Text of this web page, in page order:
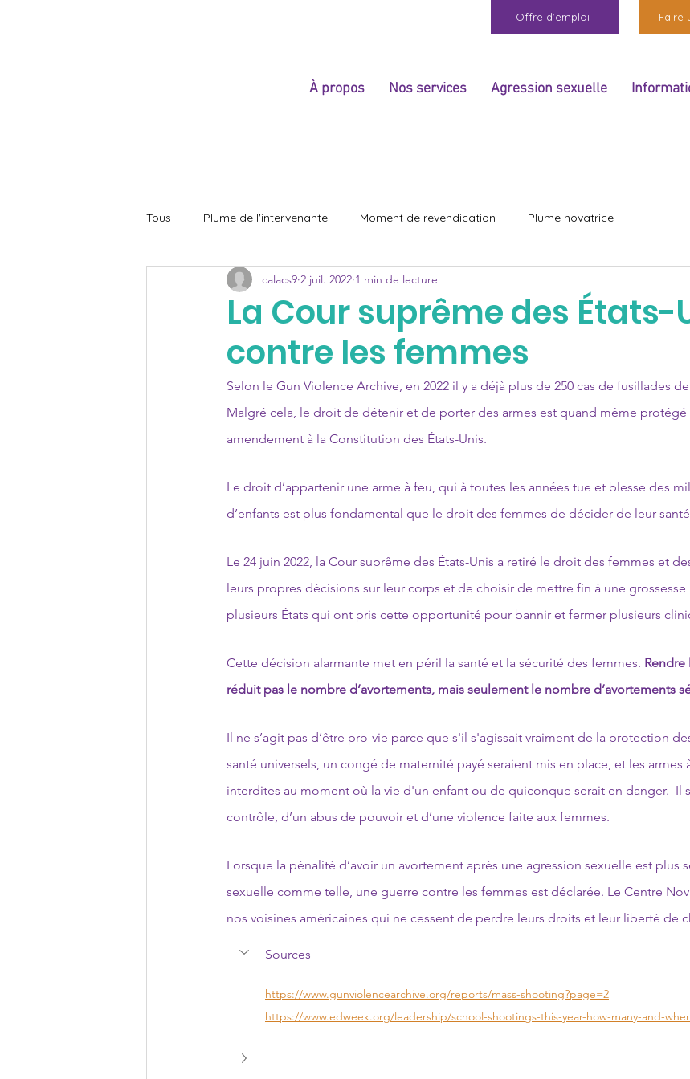
Offre d'emploi Faire
À propos Nos services Agression sexuelle
Tous Plume de l'intervenante Moment de revendication Plume novatrice
La Cour suprême des États-
contre les femmes
calacs9 2 juil. 2022 1 min de lecture
Selon le Gun Violence Archive, en 2022 il y a déjà plus de 250 cas de fusillades
Malgré cela, le droit de détenir et de porter des armes est quand même
amendement à la Constitution des États-Unis.
Le droit d’appartenir une arme à feu, qui à toutes les années tue et blesse des
d’enfants est plus fondamental que le droit des femmes de décider de leur
Le 24 juin 2022, la Cour suprême des États-Unis a retiré le droit des femmes et
leurs propres décisions sur leur corps et de choisir de mettre fin à une
plusieurs États qui ont pris cette opportunité pour bannir et fermer plusieurs
Cette décision alarmante met en péril la santé et la sécurité des femmes. Rendre
réduit pas le nombre d’avortements, mais seulement le nombre d’avortements
Il ne s’agit pas d’être pro-vie parce que s'il s'agissait vraiment de la protection
santé universels, un congé de maternité payé seraient mis en place, et les armes
interdites au moment où la vie d'un enfant ou de quiconque serait en danger.  Il
contrôle, d’un abus de pouvoir et d’une violence faite aux femmes.
Lorsque la pénalité d’avoir un avortement après une agression sexuelle est plus
sexuelle comme telle, une guerre contre les femmes est déclarée. Le Centre
nos voisines américaines qui ne cessent de perdre leurs droits et leur liberté de
Sources
https://www.gunviolencearchive.org/reports/mass-shooting?page=2
https://www.edweek.org/leadership/school-shootings-this-year-how-many-and-